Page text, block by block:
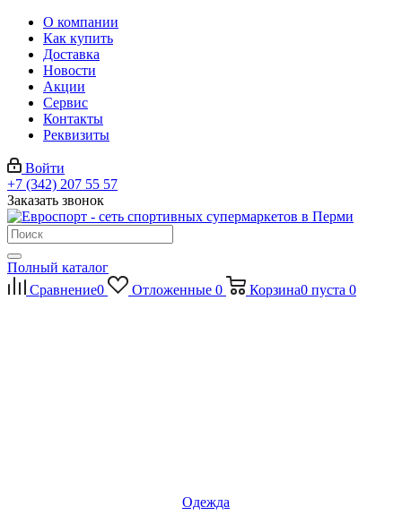
О компании
Как купить
Доставка
Новости
Акции
Сервис
Контакты
Реквизиты
Войти
+7 (342) 207 55 57
Заказать звонок
Полный каталог
Сравнение0 Отложенные 0 Корзина0 пуста 0
Одежда